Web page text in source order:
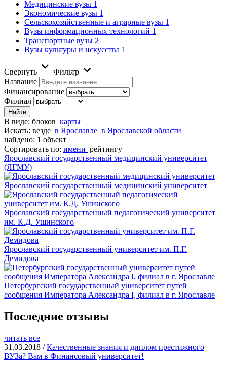
Медицинские вузы 1
Экономические вузы 1
Сельскохозяйственные и аграрные вузы 1
Вузы информационных технологий 1
Транспортные вузы 2
Вузы культуры и искусства 1
Свернуть
Фильтр
Название
Финансирование
Филиал
В виде: блоков карты
Искать: везде в Ярославле в Ярославской области
найдено: 1 объект
Сортировать по: имени рейтингу
Ярославский государственный медицинский университет
(ЯГМУ)
Ярославский государственный медицинский университет
Ярославский государственный педагогический университет
им. К.Д. Ушинского
Ярославский государственный университет им. П.Г.
Демидова
Петербургский государственный университет путей
сообщения Императора Александра I, филиал в г. Ярославле
Последние отзывы
читать все
31.03.2018 /Качественные знания и диплом престижного
ВУЗа? Вам в Финансовый университет!